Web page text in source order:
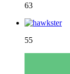
63
55